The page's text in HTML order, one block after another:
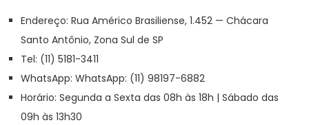
Endereço: Rua Américo Brasiliense, 1.452 — Chácara
Santo Antônio, Zona Sul de SP
Tel: (11) 5181-3411
WhatsApp: WhatsApp: (11) 98197-6882
Horário: Segunda a Sexta das 08h às 18h | Sábado das
09h às 13h30